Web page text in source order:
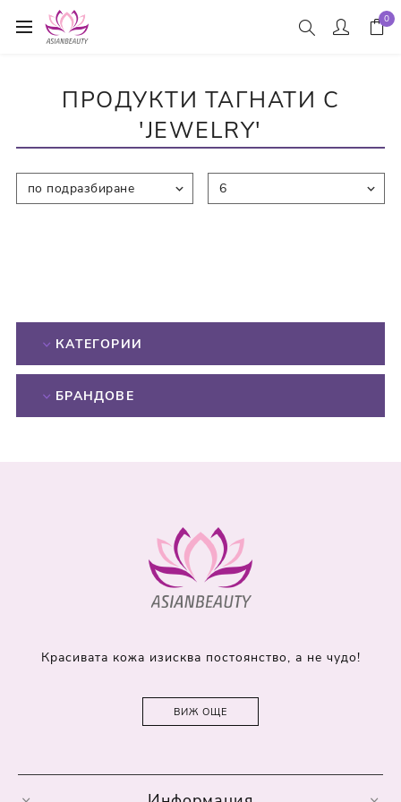
0
ПРОДУКТИ ТАГНАТИ С
'JEWELRY'
КАТЕГОРИИ
БРАНДОВЕ
Красивата кожа изисква постоянство, а не чудо!
ВИЖ ОЩЕ